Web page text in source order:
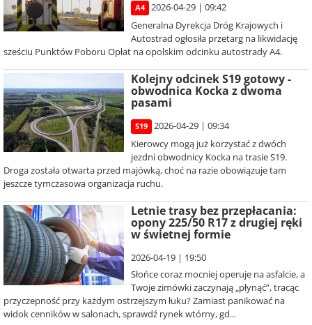
A4
2026-04-29 | 09:42
Generalna Dyrekcja Dróg Krajowych i
Autostrad ogłosiła przetarg na likwidację
sześciu Punktów Poboru Opłat na opolskim odcinku autostrady A4.
Kolejny odcinek S19 gotowy -
obwodnica Kocka z dwoma
pasami
S19
2026-04-29 | 09:34
Kierowcy mogą już korzystać z dwóch
jezdni obwodnicy Kocka na trasie S19.
Droga została otwarta przed majówką, choć na razie obowiązuje tam
jeszcze tymczasowa organizacja ruchu.
Letnie trasy bez przepłacania:
opony 225/50 R17 z drugiej ręki
w świetnej formie
2026-04-19 | 19:50
Słońce coraz mocniej operuje na asfalcie, a
Twoje zimówki zaczynają „płynąć”, tracąc
przyczepność przy każdym ostrzejszym łuku? Zamiast panikować na
widok cenników w salonach, sprawdź rynek wtórny, gd...